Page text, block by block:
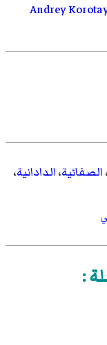
Andrey
،الصفائية،الدادانية،
: